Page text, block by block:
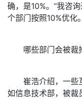
确，是10%。“我咨
个部门按照10%优化
哪些部门会被裁
崔浩介绍，一些
如信息技术部，被裁